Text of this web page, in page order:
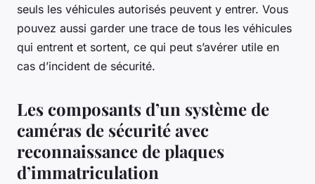
seuls les véhicules autorisés peuvent y entrer. Vous
pouvez aussi garder une trace de tous les véhicules
qui entrent et sortent, ce qui peut s’avérer utile en
cas d’incident de sécurité.
Les composants d’un système de
caméras de sécurité avec
reconnaissance de plaques
d’immatriculation